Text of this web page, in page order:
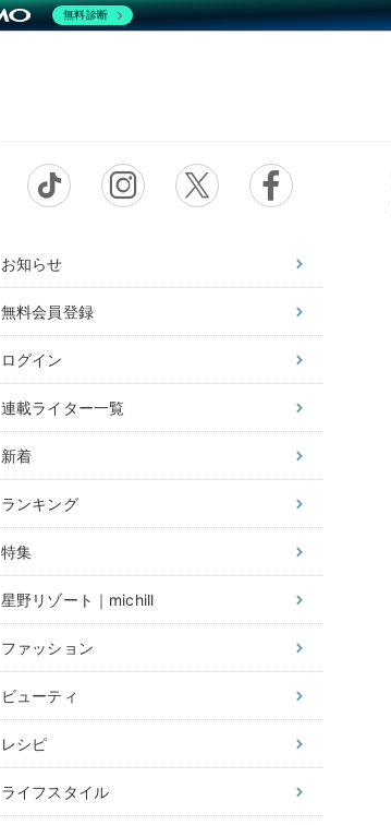
お知らせ
無料会員登録
ログイン
連載ライター一覧
新着
ランキング
特集
星野リゾート｜michill
ファッション
ビューティ
レシピ
ライフスタイル
無料診断